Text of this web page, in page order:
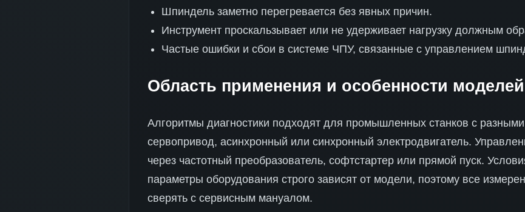
Шпиндель заметно перегревается без явных причин.
Инструмент проскальзывает или не удерживает нагрузку должным
Частые ошибки и сбои в системе ЧПУ, связанные с управлением
Область применения и особенности моделей
Алгоритмы диагностики подходят для промышленных станков с
сервопривод, асинхронный или синхронный электродвигатель.
через частотный преобразователь, софтстартер или прямой пуск.
параметры оборудования строго зависят от модели, поэтому все
сверять с сервисным мануалом.